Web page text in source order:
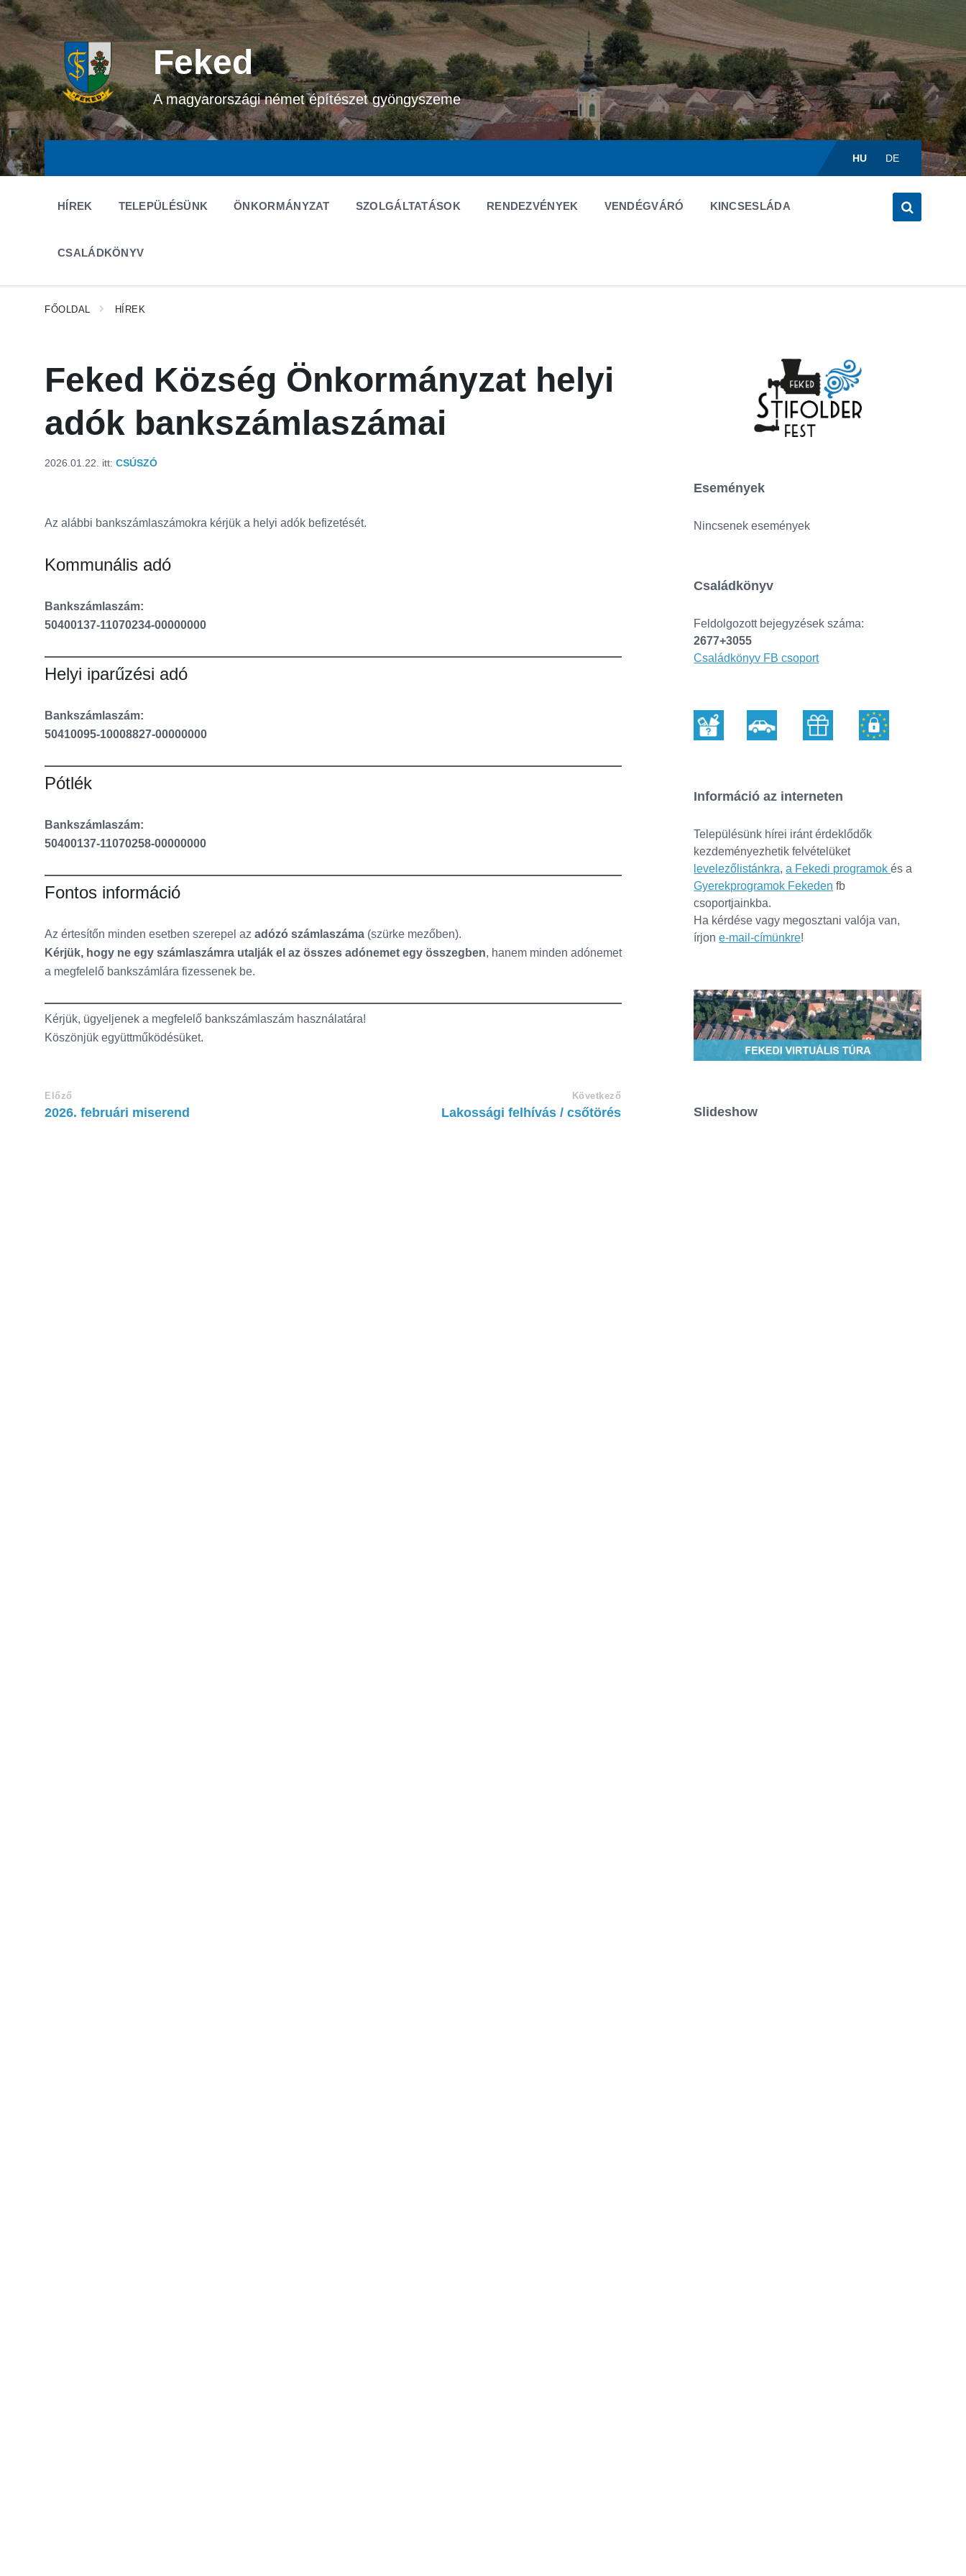
Ugrás
tartalomhoz
Ugrás
fő
navigációhoz
Ugrás
lábléchez
Feked
A magyarországi német építészet gyöngyszeme
Válasszon
nyelvet:
HU DE
HÍREK TELEPÜLÉSÜNK ÖNKORMÁNYZAT SZOLGÁLTATÁSOK RENDEZVÉNYEK VENDÉGVÁRÓ KINCSESLÁDA
CSALÁDKÖNYV
FŐOLDAL HÍREK
Feked Község Önkormányzat helyi
adók bankszámlaszámai
2026.01.22. itt: CSÚSZÓ
Az alábbi bankszámlaszámokra kérjük a helyi adók befizetését.
Kommunális adó
Bankszámlaszám:
50400137-11070234-00000000
Helyi iparűzési adó
Bankszámlaszám:
50410095-10008827-00000000
Pótlék
Bankszámlaszám:
50400137-11070258-00000000
Fontos információ
Az értesítőn minden esetben szerepel az adózó számlaszáma (szürke mezőben).
Kérjük, hogy ne egy számlaszámra utalják el az összes adónemet egy összegben, hanem minden adónemet
a megfelelő bankszámlára fizessenek be.
Kérjük, ügyeljenek a megfelelő bankszámlaszám használatára!
Köszönjük együttműködésüket.
Előző
2026. februári miserend
Következő
Lakossági felhívás / csőtörés
Események
Nincsenek események
Családkönyv
Feldolgozott bejegyzések száma:
2677+3055
Családkönyv FB csoport
Információ az interneten
Településünk hírei iránt érdeklődők
kezdeményezhetik felvételüket
levelezőlistánkra,a Fekedi programokés a
Gyerekprogramok Fekeden fb
csoportjainkba.
Ha kérdése vagy megosztani valója van,
írjone-mail-címünkre!
Slideshow